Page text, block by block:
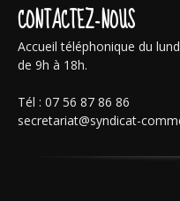
CONTACTEZ-NOUS
Accueil téléphonique du
de 9h à 18h.
Tél : 07 56 87 86 86
secretariat@syndicat-